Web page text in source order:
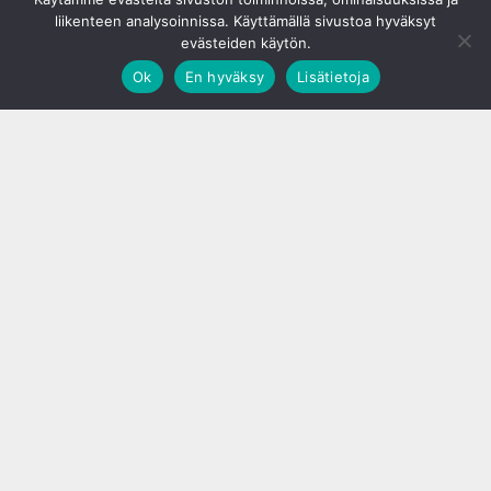
liikenteen analysoinnissa. Käyttämällä sivustoa hyväksyt
evästeiden käytön.
Ok
En hyväksy Lisätietoja